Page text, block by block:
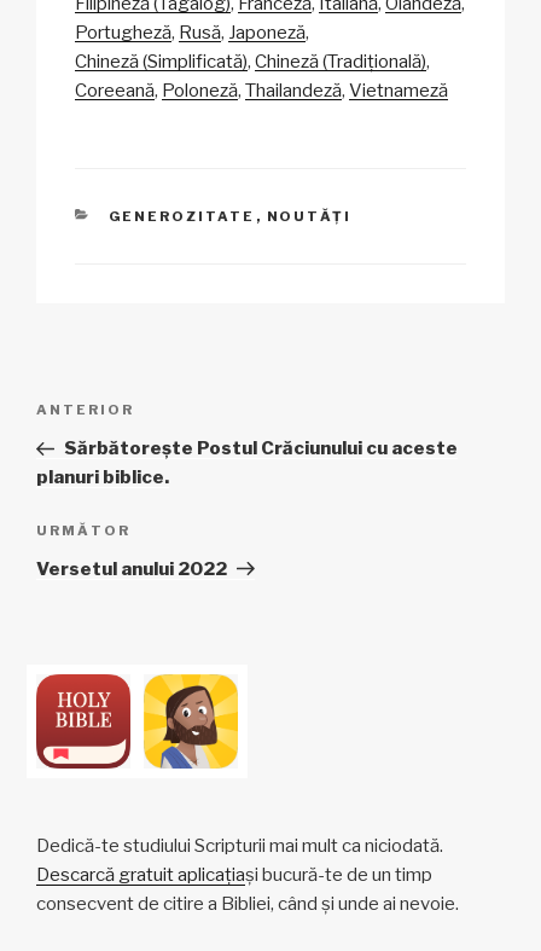
Li
n
b
o
A
p
h ă
Portugheză Rusă Japoneză
Chineză (Simplificată) Chineză (Tradițională)
Coreeană Poloneză Thailandeză Vietnameză
CATEGORII
GENEROZITATE , NOUTĂȚI
articole
Articol
anterior
ANTERIOR
Sărbătorește Postul Crăciunului cu aceste
planuri biblice.
Articolul
următor
URMĂTOR
Versetul anului 2022
Dedică-te studiului Scripturii mai mult ca niciodată.
Descarcă gratuit aplicațiași bucură-te de un timp
consecvent de citire a Bibliei, când și unde ai nevoie.